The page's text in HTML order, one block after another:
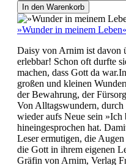
In den Warenkorb
»Wunder in meinem Leben«
Daisy von Arnim ist davon
erlebbar! Schon oft durfte
machen, dass Gott da
großen und kleinen
der Bewahrung, der
Von Alltagswundern,
wieder aufs Neue sein
hineingesprochen hat.
Leser ermutigen, die
die Gott in ihrem eigenen
Gräfin von Arnim, Verlag